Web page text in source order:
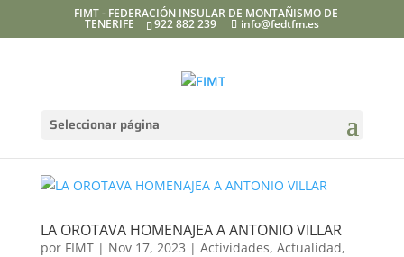
FIMT - FEDERACIÓN INSULAR DE MONTAÑISMO DE
TENERIFE 922 882 239 info@fedtfm.es
Seleccionar página
LA OROTAVA HOMENAJEA A ANTONIO VILLAR
por FIMT| Nov 17, 2023 | Actividades, Actualidad,